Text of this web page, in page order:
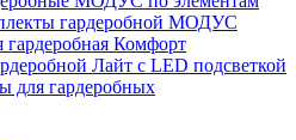
гардеробной МОДУС
гардеробная Комфорт
Лайт с LED подсветкой
для гардеробных